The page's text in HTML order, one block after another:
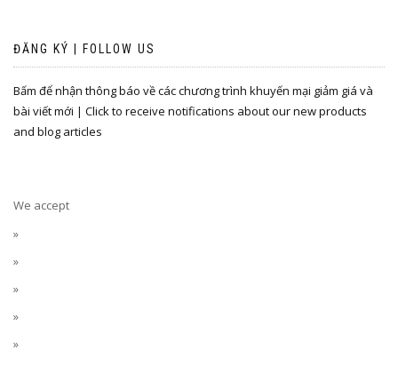
ĐĂNG KÝ | FOLLOW US
Bấm để nhận thông báo về các chương trình khuyến mại giảm giá và
bài viết mới | Click to receive notifications about our new products
and blog articles
We accept